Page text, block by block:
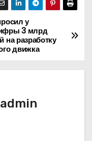
у
3 млрд
на разработку
движка
admin